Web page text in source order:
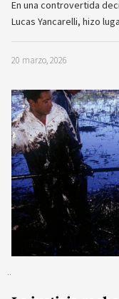
En una controvertida
Lucas Yancarelli, hizo
20 marzo, 2026